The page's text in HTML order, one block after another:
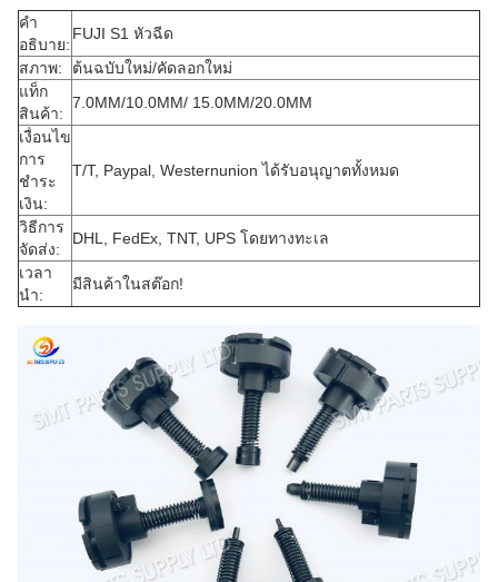
คำ
อธิบาย:
FUJI S1 หัวฉีด
สภาพ:
ต้นฉบับใหม่/คัดลอกใหม่
แท็ก
สินค้า:
7.0MM/10.0MM/ 15.0MM/20.0MM
เงื่อนไข
การ
ชำระ
เงิน:
T/T, Paypal, Westernunion ได้รับอนุญาตทั้งหมด
วิธีการ
จัดส่ง:
DHL, FedEx, TNT, UPS โดยทางทะเล
เวลา
นำ:
มีสินค้าในสต๊อก!